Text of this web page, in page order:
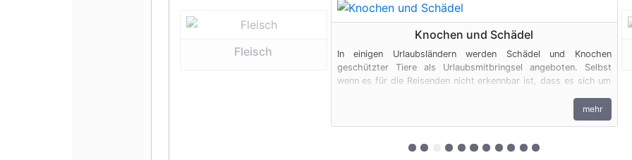
Fleisch
Knochen und Schädel
In einigen Urlaubsländern werden Schädel und Knochen
geschützter Tiere als Urlaubsmitbringsel angeboten. Selbst
wenn es für die Reisenden nicht erkennbar ist, dass es sich um
den artenschutzrechtlichen Bestimmungen. Bei privaten
Einfuhren zum persönlichen Gebrauch sind bis zu vier
genehmigungsfrei, wenn diese im persönlichen Gepäck
mehr
zur 1. geschützten Erscheinungsform
zur 2. geschützten Erscheinungsform
zur 3. geschützten
zur 4. geschützten
zur 5. geschützten
zur 6. geschützten
zur 7. geschützten
zur 8. geschützten
zur 9. geschützten
zur 10. geschützten
zur 11.